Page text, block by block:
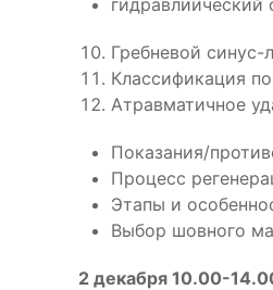
гидравлиический
Гребневой синус-
Классификация
Атравматичное
Показания/
Процесс
Этапы и
Выбор шовного
2 декабря 10.00-